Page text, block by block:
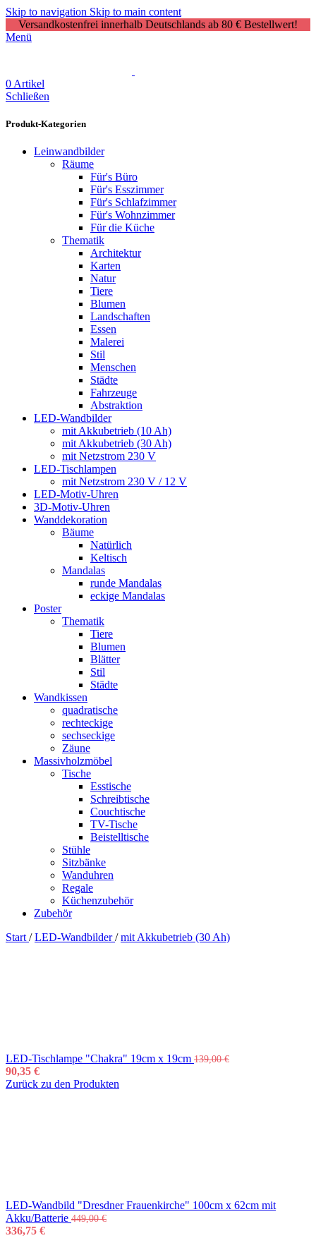
Skip to navigation Skip to main content
Versandkostenfrei innerhalb Deutschlands ab 80 € Bestellwert!
Menü
0 Artikel
Schließen
Produkt-Kategorien
Leinwandbilder
Räume
Für's Büro
Für's Esszimmer
Für's Schlafzimmer
Für's Wohnzimmer
Für die Küche
Thematik
Architektur
Karten
Natur
Tiere
Blumen
Landschaften
Essen
Malerei
Stil
Menschen
Städte
Fahrzeuge
Abstraktion
LED-Wandbilder
mit Akkubetrieb (10 Ah)
mit Akkubetrieb (30 Ah)
mit Netzstrom 230 V
LED-Tischlampen
mit Netzstrom 230 V / 12 V
LED-Motiv-Uhren
3D-Motiv-Uhren
Wanddekoration
Bäume
Natürlich
Keltisch
Mandalas
runde Mandalas
eckige Mandalas
Poster
Thematik
Tiere
Blumen
Blätter
Stil
Städte
Wandkissen
quadratische
rechteckige
sechseckige
Zäune
Massivholzmöbel
Tische
Esstische
Schreibtische
Couchtische
TV-Tische
Beistelltische
Stühle
Sitzbänke
Wanduhren
Regale
Küchenzubehör
Zubehör
Start / LED-Wandbilder/ mit Akkubetrieb (30 Ah)
LED-Tischlampe "Chakra" 19cm x 19cm 139,00€
90,35 €
Zurück zu den Produkten
LED-Wandbild "Dresdner Frauenkirche" 100cm x 62cm mit
Akku/Batterie 449,00€
336,75 €